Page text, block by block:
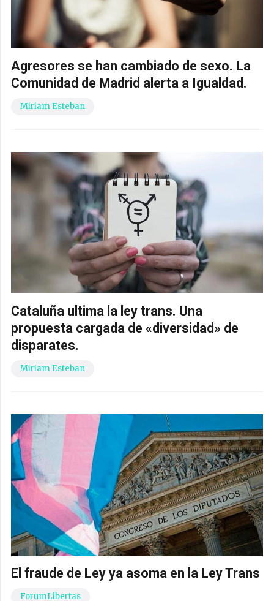
Agresores se han cambiado de sexo. La
Comunidad de Madrid alerta a Igualdad.
Miriam Esteban
Cataluña ultima la ley trans. Una
propuesta cargada de «diversidad» de
disparates.
Miriam Esteban
El fraude de Ley ya asoma en la Ley Trans
ForumLibertas